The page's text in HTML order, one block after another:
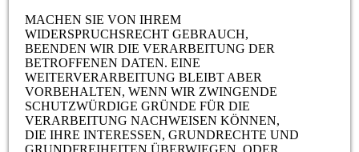
MACHEN SIE VON IHREM
WIDERSPRUCHSRECHT GEBRAUCH,
BEENDEN WIR DIE VERARBEITUNG DER
BETROFFENEN DATEN. EINE
WEITERVERARBEITUNG BLEIBT ABER
VORBEHALTEN, WENN WIR ZWINGENDE
SCHUTZWÜRDIGE GRÜNDE FÜR DIE
VERARBEITUNG NACHWEISEN KÖNNEN,
DIE IHRE INTERESSEN, GRUNDRECHTE UND
GRUNDFREIHEITEN ÜBERWIEGEN, ODER